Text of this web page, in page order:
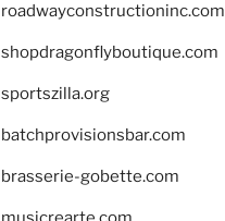
roadwayconstructioninc.com
shopdragonflyboutique.com
sportszilla.org
batchprovisionsbar.com
brasserie-gobette.com